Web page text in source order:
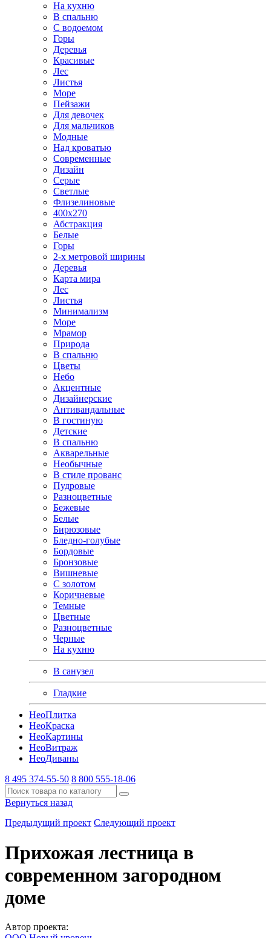
На кухню
В спальню
С водоемом
Горы
Деревья
Красивые
Лес
Листья
Море
Пейзажи
Для девочек
Для мальчиков
Модные
Над кроватью
Современные
Дизайн
Серые
Светлые
Флизелиновые
400х270
Абстракция
Белые
Горы
2-х метровой ширины
Деревья
Карта мира
Лес
Листья
Минимализм
Море
Мрамор
Природа
В спальню
Цветы
Небо
Акцентные
Дизайнерские
Антивандальные
В гостиную
Детские
В спальню
Акварельные
Необычные
В стиле прованс
Пудровые
Разноцветные
Бежевые
Белые
Бирюзовые
Бледно-голубые
Бордовые
Бронзовые
Вишневые
С золотом
Коричневые
Темные
Цветные
Разноцветные
Черные
На кухню
В санузел
Гладкие
НеоПлитка
НеоКраска
НеоКартины
НеоВитраж
НеоДиваны
8 495 374-55-50 8 800 555-18-06
Вернуться назад
Предыдущий проект Следующий проект
Прихожая лестница в
современном загородном
доме
Автор проекта: